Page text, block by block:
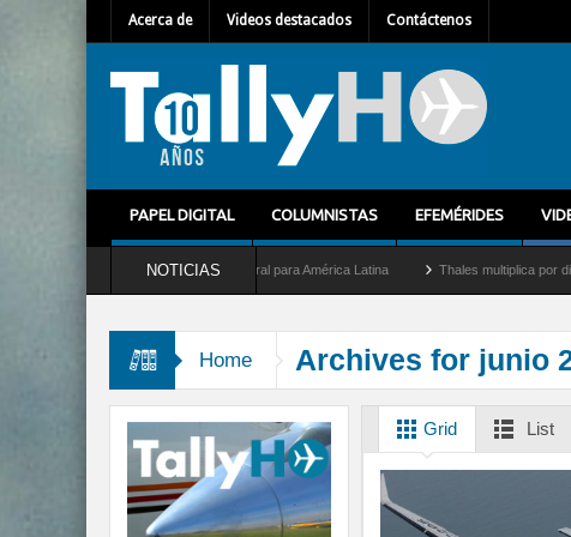
Acerca de Videos destacados Contáctenos
PAPEL DIGITAL COLUMNISTAS EFEMÉRIDES
NOTICIAS
nuevo Director General para América Latina Thales multiplica por diez su
Home Archives for junio
Grid List